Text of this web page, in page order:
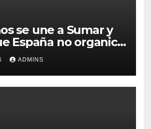
se une a Sumar y
España no organice
2030 con
por «atentar
soberanía nacional»
ADMINS